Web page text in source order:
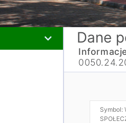
Dane
Symbol: